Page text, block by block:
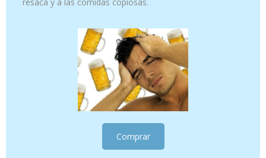
Prim Bye Pic Pulsera Aromática con
Citronela Adulto – Difusor de muñeca
PACK SOL Y MOSQUITOS FAMILIA
Ver productos
Comprar